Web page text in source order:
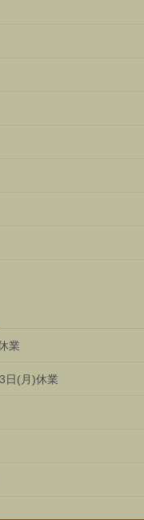
業
日(月)休業